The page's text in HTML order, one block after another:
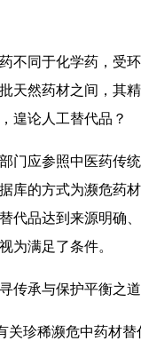
不同于化学药，受
天然药材之间，其
遑论人工替代品？
门应参照中医药传
库的方式为濒危药
代品达到来源明确
为满足了条件。
传承与保护平衡之道
关珍稀濒危中药材替